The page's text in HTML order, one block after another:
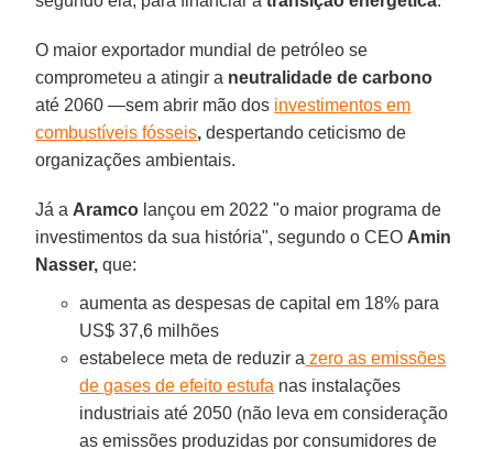
O maior exportador mundial de petróleo se
comprometeu a atingir a neutralidade de carbono
até 2060 —sem abrir mão dos investimentos em
combustíveis fósseis, despertando ceticismo de
organizações ambientais.
Já a Aramco lançou em 2022 "o maior programa de
investimentos da sua história", segundo o CEO Amin
Nasser, que:
aumenta as despesas de capital em 18% para
US$ 37,6 milhões
estabelece meta de reduzir a zero as emissões
de gases de efeito estufa nas instalações
industriais até 2050 (não leva em consideração
as emissões produzidas por consumidores de